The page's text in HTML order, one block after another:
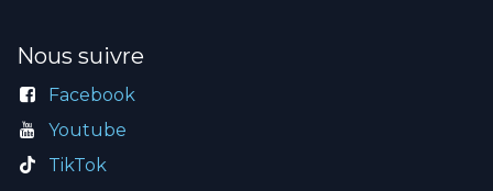
Nous suivre
Facebook
Youtube
TikTok